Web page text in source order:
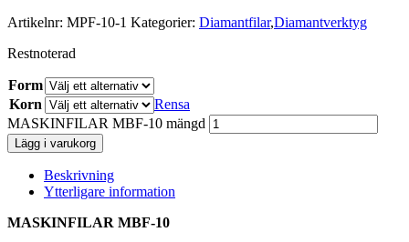
Artikelnr: MPF-10-1 Kategorier: Diamantfilar,Diamantverktyg
Restnoterad
Form
Korn
Rensa
MASKINFILAR MBF-10 mängd
Lägg i varukorg
Beskrivning
Ytterligare information
MASKINFILAR MBF-10